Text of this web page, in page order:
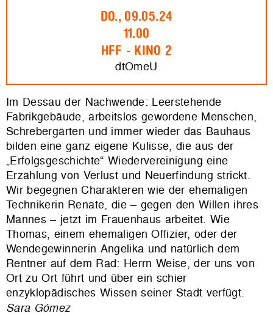
DO., 09.05.24
11.00
HFF - KINO 2
dtOmeU
Im Dessau der Nachwende: Leerstehende
Fabrikgebäude, arbeitslos gewordene Menschen,
Schrebergärten und immer wieder das Bauhaus
bilden eine ganz eigene Kulisse, die aus der
„Erfolgsgeschichte“ Wiedervereinigung eine
Erzählung von Verlust und Neuerfindung strickt.
Wir begegnen Charakteren wie der ehemaligen
Technikerin Renate, die – gegen den Willen ihres
Mannes – jetzt im Frauenhaus arbeitet. Wie
Thomas, einem ehemaligen Offizier, oder der
Wendegewinnerin Angelika und natürlich dem
Rentner auf dem Rad: Herrn Weise, der uns von
Ort zu Ort führt und über ein schier
enzyklopädisches Wissen seiner Stadt verfügt.
Sara Gómez